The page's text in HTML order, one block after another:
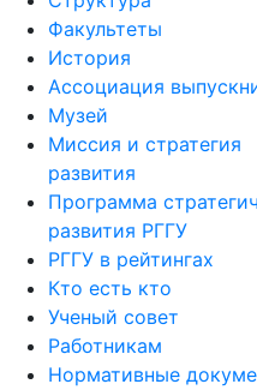
Факультеты
История
Ассоциация
Музей
Миссия и стратегия
развития
Программа
развития РГГУ
РГГУ в рейтингах
Кто есть кто
Ученый совет
Работникам
Нормативные